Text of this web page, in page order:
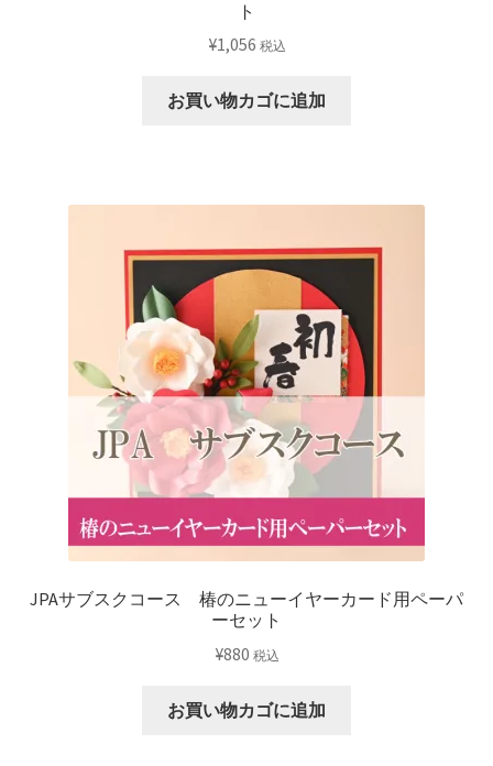
ト
¥1,056 税込
お買い物カゴに追加
JPAサブスクコース 椿のニューイヤーカード用ペーパ
ーセット
¥880 税込
お買い物カゴに追加